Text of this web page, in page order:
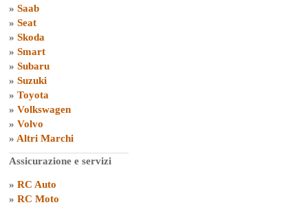
» Saab
» Seat
» Skoda
» Smart
» Subaru
» Suzuki
» Toyota
» Volkswagen
» Volvo
» Altri Marchi
Assicurazione e servizi
» RC Auto
» RC Moto